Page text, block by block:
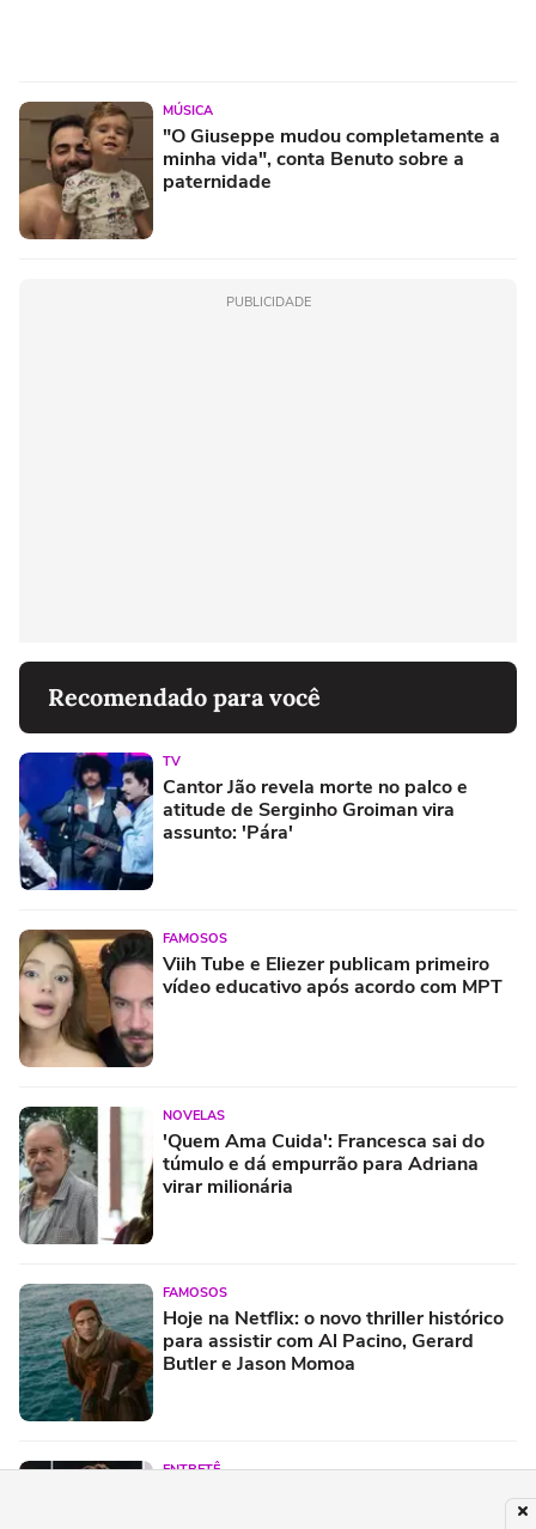
MÚSICA
"O Giuseppe mudou completamente a
minha vida", conta Benuto sobre a
paternidade
PUBLICIDADE
Recomendado para você
TV
Cantor Jão revela morte no palco e
atitude de Serginho Groiman vira
assunto: 'Pára'
FAMOSOS
Viih Tube e Eliezer publicam primeiro
vídeo educativo após acordo com MPT
NOVELAS
'Quem Ama Cuida': Francesca sai do
túmulo e dá empurrão para Adriana
virar milionária
FAMOSOS
Hoje na Netflix: o novo thriller histórico
para assistir com Al Pacino, Gerard
Butler e Jason Momoa
ENTRETÊ